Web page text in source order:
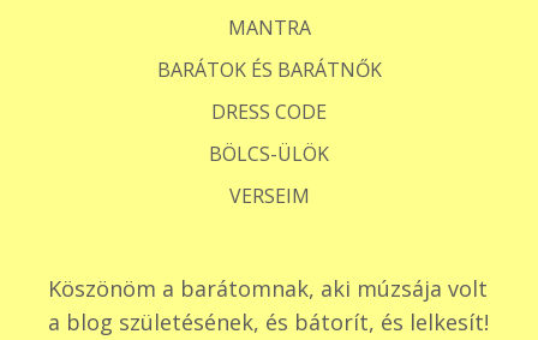
MANTRA
BARÁTOK ÉS BARÁTNŐK
DRESS CODE
BÖLCS-ÜLÖK
VERSEIM
Köszönöm a barátomnak, aki múzsája volt
a blog születésének, és bátorít, és lelkesít!